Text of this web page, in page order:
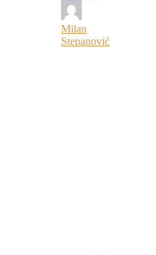
Milan
Stepanović